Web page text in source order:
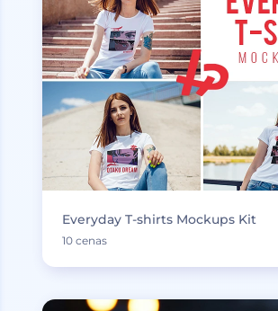
Everyday T-shirts Mockups Kit
10 cenas